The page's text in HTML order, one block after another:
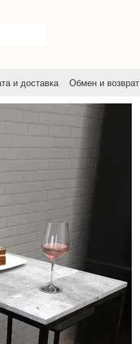
и доставка Обмен и возврат